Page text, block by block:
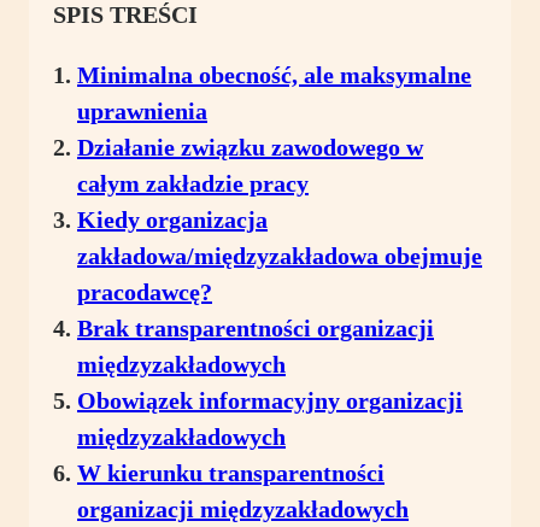
SPIS TREŚCI
Minimalna obecność, ale maksymalne
uprawnienia
Działanie związku zawodowego w
całym zakładzie pracy
Kiedy organizacja
zakładowa/międzyzakładowa obejmuje
pracodawcę?
Brak transparentności organizacji
międzyzakładowych
Obowiązek informacyjny organizacji
międzyzakładowych
W kierunku transparentności
organizacji międzyzakładowych